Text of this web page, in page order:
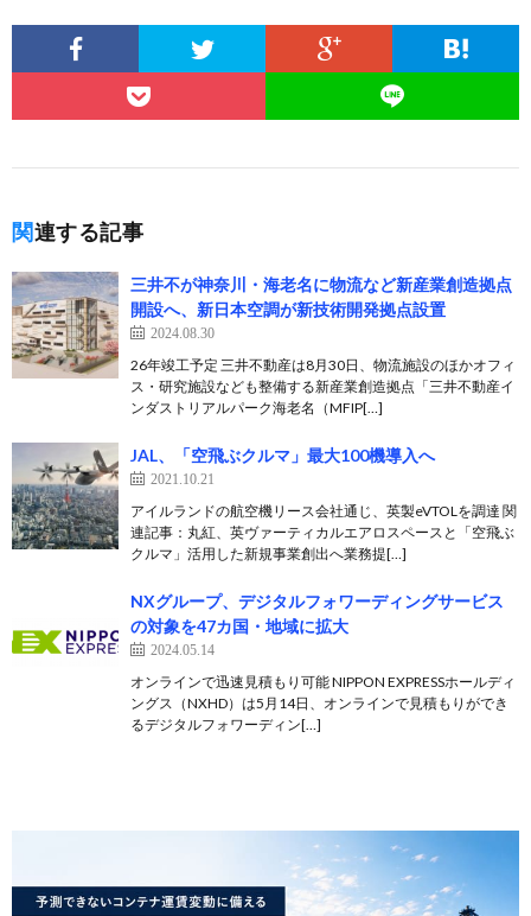
関連する記事
三井不が神奈川・海老名に物流など新産業創造拠点
開設へ、新日本空調が新技術開発拠点設置
2024.08.30
26年竣工予定 三井不動産は8月30日、物流施設のほかオフィ
ス・研究施設なども整備する新産業創造拠点「三井不動産イ
ンダストリアルパーク海老名（MFIP[…]
JAL、「空飛ぶクルマ」最大100機導入へ
2021.10.21
アイルランドの航空機リース会社通じ、英製eVTOLを調達 関
連記事：丸紅、英ヴァーティカルエアロスペースと「空飛ぶ
クルマ」活用した新規事業創出へ業務提[…]
NXグループ、デジタルフォワーディングサービス
の対象を47カ国・地域に拡大
2024.05.14
オンラインで迅速見積もり可能 NIPPON EXPRESSホールディ
ングス（NXHD）は5月14日、オンラインで見積もりができ
るデジタルフォワーディン[…]